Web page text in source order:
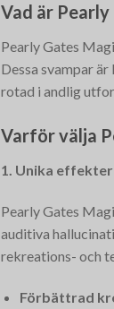
Vad är
Pearly Gates
Dessa svampar
rotad i andlig
Varför välja
1. Unika
Pearly Gates
auditiva
rekreations- och
Förbättrad